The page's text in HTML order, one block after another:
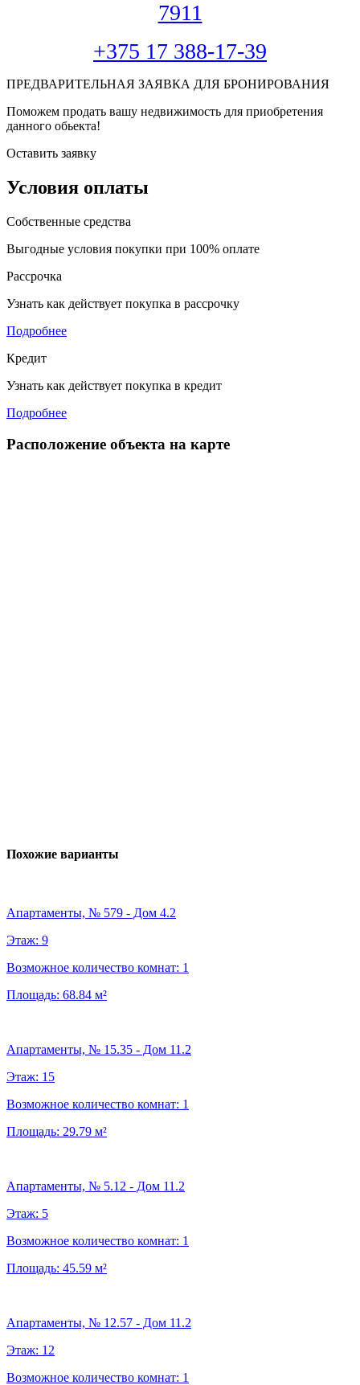
7911
+375 17 388-17-39
ПРЕДВАРИТЕЛЬНАЯ ЗАЯВКА ДЛЯ БРОНИРОВАНИЯ
Поможем продать вашу недвижимость для приобретения
данного обьекта!
Оставить заявку
Условия оплаты
Собственные средства
Выгодные условия покупки при 100% оплате
Рассрочка
Узнать как действует покупка в рассрочку
Подробнее
Кредит
Узнать как действует покупка в кредит
Подробнее
Расположение объекта на карте
Похожие варианты
Апартаменты, № 579 - Дом 4.2
Этаж: 9
Возможное количество комнат: 1
Площадь: 68.84 м²
Апартаменты, № 15.35 - Дом 11.2
Этаж: 15
Возможное количество комнат: 1
Площадь: 29.79 м²
Апартаменты, № 5.12 - Дом 11.2
Этаж: 5
Возможное количество комнат: 1
Площадь: 45.59 м²
Апартаменты, № 12.57 - Дом 11.2
Этаж: 12
Возможное количество комнат: 1